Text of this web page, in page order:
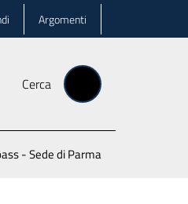
Argomenti
Cerca
- Sede di Parma